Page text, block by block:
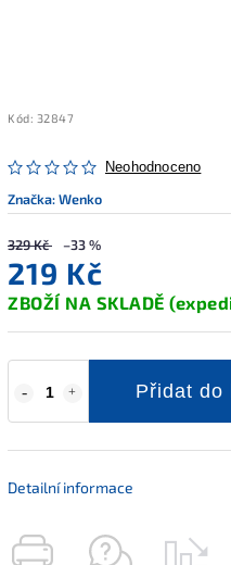
Kód: 32847
Neohodnoceno
Značka:Wenko
329 Kč –33 %
219 Kč
ZBOŽÍ NA SKLADĚ
Přidat do
Detailní informace